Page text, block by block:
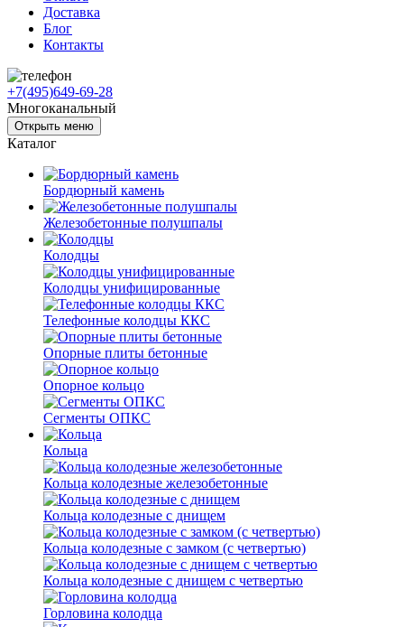
Доставка
Блог
Контакты
+7(495)649-69-28
Многоканальный
Открыть меню
Каталог
Бордюрный камень
Железобетонные полушпалы
Колодцы
Колодцы унифицированные
Телефонные колодцы ККС
Опорные плиты бетонные
Опорное кольцо
Сегменты ОПКС
Кольца
Кольца колодезные железобетонные
Кольца колодезные с днищем
Кольца колодезные с замком (с четвертью)
Кольца колодезные с днищем с четвертью
Горловина колодца